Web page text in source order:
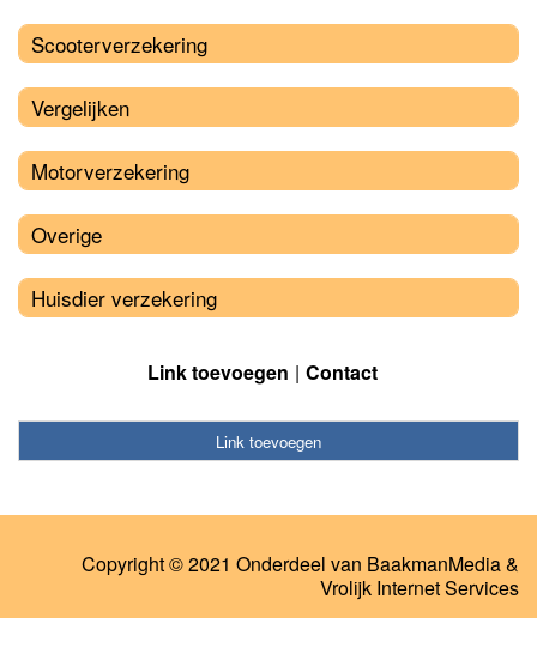
Scooterverzekering
Vergelijken
Motorverzekering
Overige
Huisdier verzekering
Link toevoegen Contact
Link toevoegen
Copyright © 2021 Onderdeel van BaakmanMedia&
Vrolijk Internet Services